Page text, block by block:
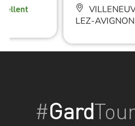
LEZ-AVIGNON
#Gard